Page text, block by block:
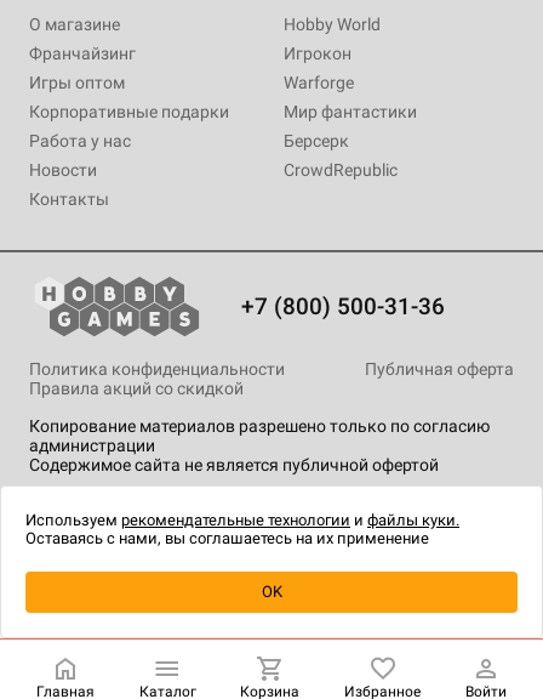
Уведомить о наличии
О магазине
Франчайзинг
Игры оптом
Корпоративные подарки
Работа у нас
Новости
Контакты
Hobby World
Игрокон
Warforge
Мир фантастики
Берсерк
CrowdRepublic
+7 (800) 500-31-36
Копирование материалов разрешено только по согласию
администрации
Содержимое сайта не является публичной офертой
Политика конфиденциальности
Публичная оферта
Правила акций со скидкой
технологии.
Главная Каталог Корзина Избранное Войти
Используем рекомендательные технологии и файлы куки.
Оставаясь с нами, вы соглашаетесь на их применение
OK